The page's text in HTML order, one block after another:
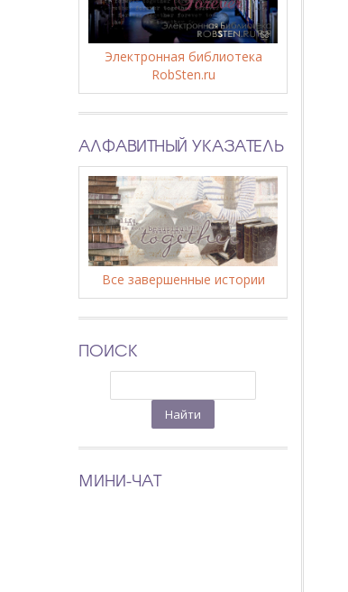
Электронная библиотека
RobSten.ru
АЛФАВИТНЫЙ УКАЗАТЕЛЬ
Все завершенные истории
ПОИСК
МИНИ-ЧАТ